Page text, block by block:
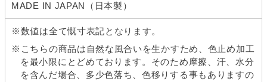
MADE IN JAPAN（日本製）
※数値は全て慨寸表記となります。
※こちらの商品は自然な風合いを生かすため、色止め加工
を最小限にとどめております。そのため摩擦、汗、水分
を含んだ場合、多少色落ち、色移りする事もありますの